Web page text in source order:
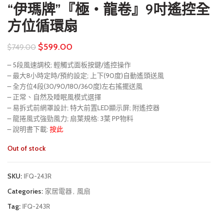
“伊瑪牌”『極‧龍卷』9吋遙控全
方位循環扇
$749.00 $599.00
– 5段風速調校; 輕觸式面板按鍵/遙控操作
– 最大8小時定時/預約設定; 上下(90度)自動遙頭送風
– 全方位4段(30/90/180/360度)左右搖擺送風
– 正常、自然及睡眠風模式選擇
– 易拆式前網罩設計; 特大前置LED顯示屏; 附遙控器
– 龍捲風式強勁風力; 扇葉規格: 3葉 PP物料
– 說明書下載: 按此
Out of stock
SKU: IFQ-243R
Categories: 家居電器, 風扇
Tag: IFQ-243R